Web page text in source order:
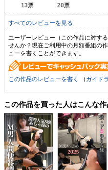
13票 20票
すべてのレビューを見る
ユーザーレビュー（この作品に対す
せんか？現在ご利用中の月額番組の
ューを書くことができます。
この作品のレビューを書く （ ガイド
この作品を買った人はこんな